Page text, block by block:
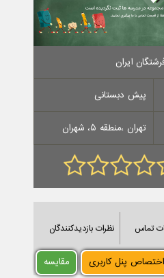
ایران
پیش دبستانی
تهران ،منطقه 5، شهران
تماس نظرات بازدیدکنندگان
اختصاص پنل کاربری مقایسه